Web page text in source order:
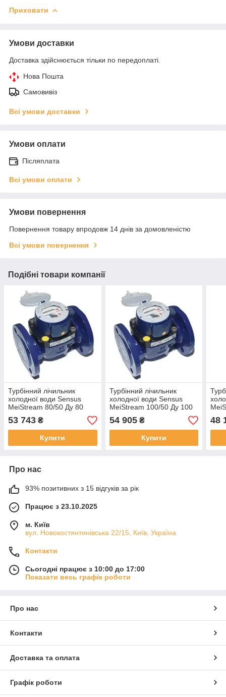
Приховати
Умови доставки
Доставка здійснюється тільки по передоплаті.
Нова Пошта
Самовивіз
Всі умови доставки
Умови оплати
Післяплата
Всі умови оплати
Умови повернення
Повернення товару впродовж 14 днів за домовленістю
Всі умови повернення
Подібні товари компанії
Турбінний лічильник
холодної води Sensus
MeiStream 80/50 Ду 80
53 743 ₴
Купити
Турбінний лічильник
холодної води Sensus
MeiStream 100/50 Ду 100
54 905₴
Купити
40
48
Про нас
93% позитивних з 15 відгуків за рік
Працює з 23.10.2025
м. Київ
вул. Новокостянтинівська 22/15, Київ, Україна
Контакти
Сьогодні працює з 10:00 до 17:00
Показати весь графік роботи
Про нас
Контакти
Доставка та оплата
Графік роботи